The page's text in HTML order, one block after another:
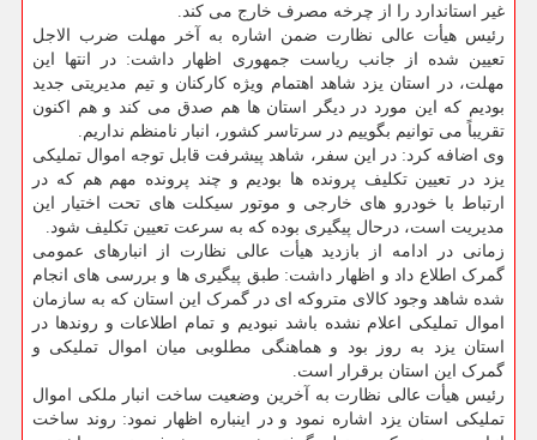
غیر استاندارد را از چرخه مصرف خارج می کند.
رئیس هیأت عالی نظارت ضمن اشاره به آخر مهلت ضرب الاجل
تعیین شده از جانب ریاست جمهوری اظهار داشت: در انتها این
مهلت، در استان یزد شاهد اهتمام ویژه کارکنان و تیم مدیریتی جدید
بودیم که این مورد در دیگر استان ها هم صدق می کند و هم اکنون
تقریباً می توانیم بگوییم در سرتاسر کشور، انبار نامنظم نداریم.
وی اضافه کرد: در این سفر، شاهد پیشرفت قابل توجه اموال تملیکی
یزد در تعیین تکلیف پرونده ها بودیم و چند پرونده مهم هم که در
ارتباط با خودرو های خارجی و موتور سیکلت های تحت اختیار این
مدیریت است، درحال پیگیری بوده که به سرعت تعیین تکلیف شود.
زمانی در ادامه از بازدید هیأت عالی نظارت از انبارهای عمومی
گمرک اطلاع داد و اظهار داشت: طبق پیگیری ها و بررسی های انجام
شده شاهد وجود کالای متروکه ای در گمرک این استان که به سازمان
اموال تملیکی اعلام نشده باشد نبودیم و تمام اطلاعات و روندها در
استان یزد به روز بود و هماهنگی مطلوبی میان اموال تملیکی و
گمرک این استان برقرار است.
رئیس هیأت عالی نظارت به آخرین وضعیت ساخت انبار ملکی اموال
تملیکی استان یزد اشاره نمود و در اینباره اظهار نمود: روند ساخت